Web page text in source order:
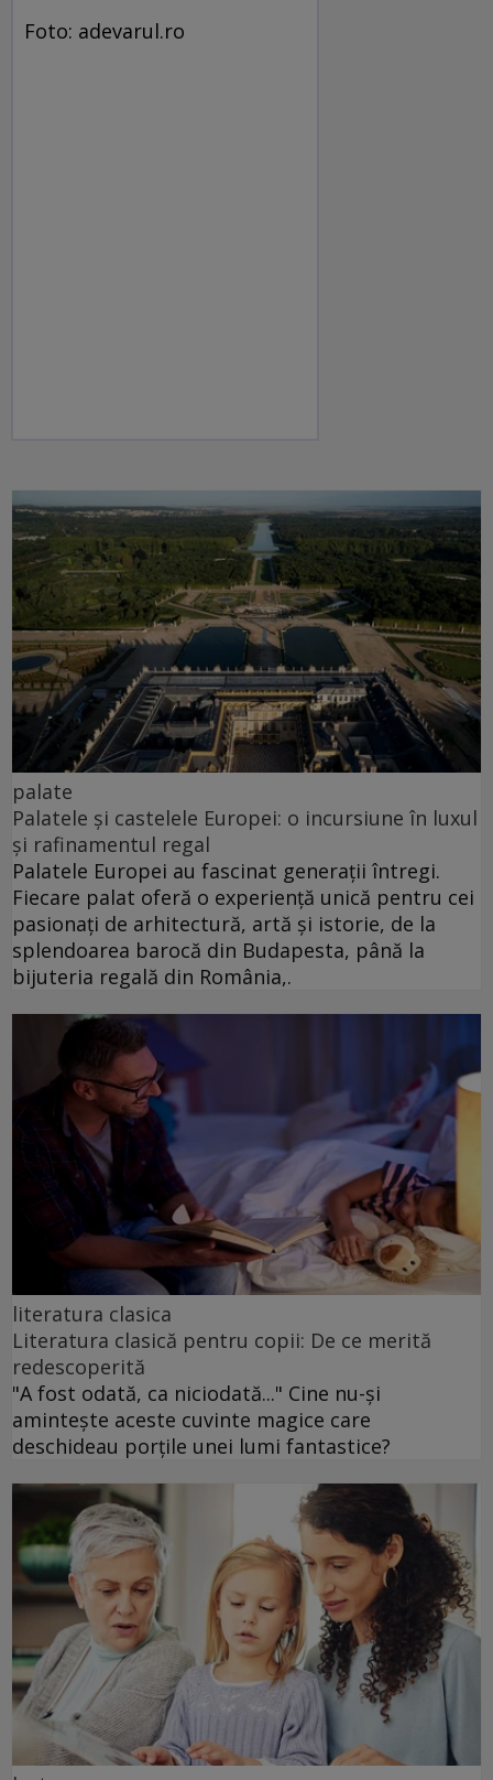
Foto: adevarul.ro
palate
Palatele și castelele Europei: o incursiune în luxul
și rafinamentul regal
Palatele Europei au fascinat generații întregi.
Fiecare palat oferă o experiență unică pentru cei
pasionați de arhitectură, artă și istorie, de la
splendoarea barocă din Budapesta, până la
bijuteria regală din România,.
literatura clasica
Literatura clasică pentru copii: De ce merită
redescoperită
"A fost odată, ca niciodată..." Cine nu-și
amintește aceste cuvinte magice care
deschideau porțile unei lumi fantastice?